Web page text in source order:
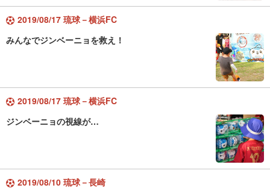
2019/08/17 琉球－横浜FC
みんなでジンベーニョを救え！
2019/08/17 琉球－横浜FC
ジンベーニョの視線が…
2019/08/10 琉球－長崎